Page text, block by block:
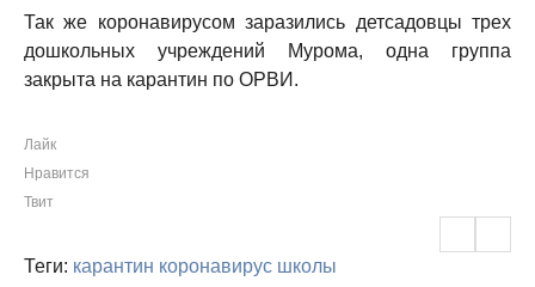
Так же коронавирусом заразились детсадовцы трех
дошкольных учреждений Мурома, одна группа
закрыта на карантин по ОРВИ.
Лайк
Нравится
Твит
Теги: карантин коронавирус школы